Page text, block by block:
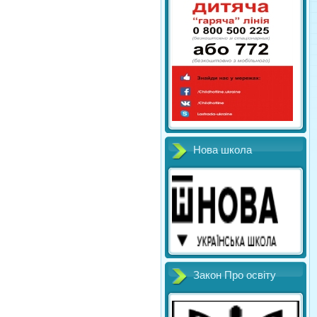
Нова школа
Закон Про освіту